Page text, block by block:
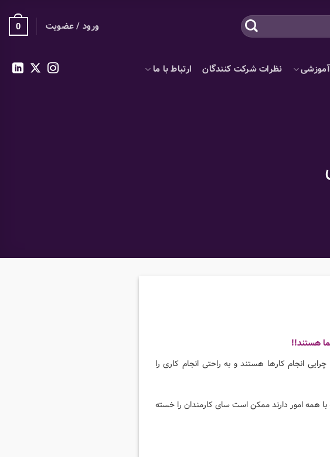
ورود / عضویت 0
نظرات شرکت کنندگان ارتباط با ما
هستند!!
انجام کارها هستند و به راحتی انجام کاری را
همه امور دارند ممکن است سای کارمندان را خسته